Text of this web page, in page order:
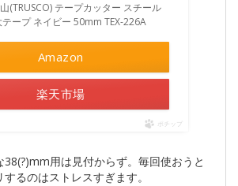
(TRUSCO) テープカッター スチール
ープ ネイビー 50mm TEX-226A
Amazon
楽天市場
ポチップ
38(?)mm用は見付からず。毎回使おうと
るのはストレスすぎます。